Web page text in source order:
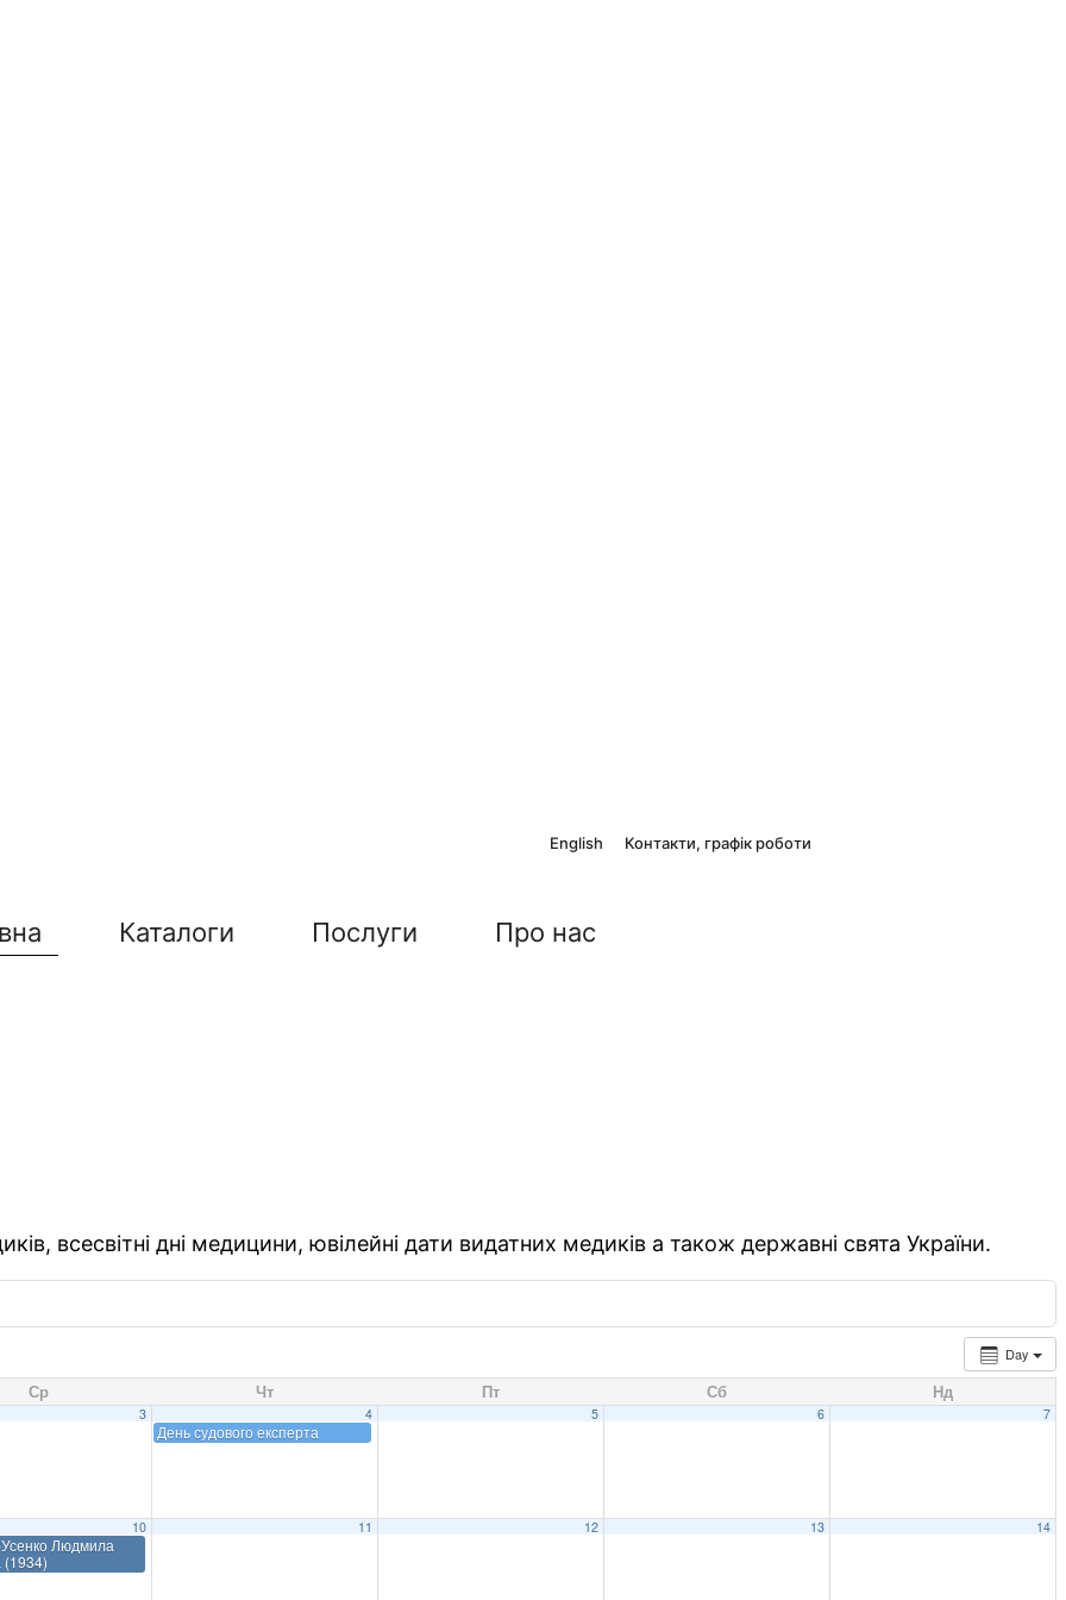
English Контакти, графік роботи
Каталоги Послуги Про нас
всесвітні дні медицини, ювілейні дати видатних медиків а також державні свята України.
Day
Ср Чт Пт Сб Нд
3 4
День судового експерта
5 6 7
10
Людмила
(1934)
11 12 13 14